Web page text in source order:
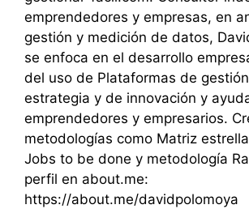
emprendedores y empresas, en
gestión y medición de datos,
se enfoca en el desarrollo
del uso de Plataformas de
estrategia y de innovación y
emprendedores y empresarios.
metodologías como Matriz
Jobs to be done y metodología
perfil en about.me:
https://about.me/davidpolomoya